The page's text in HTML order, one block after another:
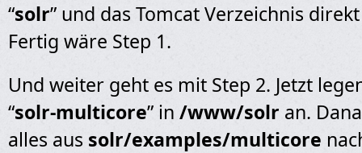
“solr” und das Tomcat Verzeichnis direkt
Fertig wäre Step 1.
Und weiter geht es mit Step 2. Jetzt
“solr-multicore” in /www/solr an.
alles aus solr/examples/multicore